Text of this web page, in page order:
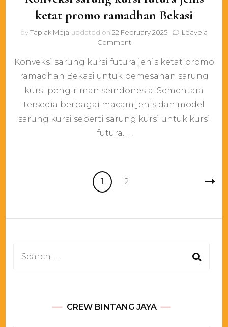
ketat promo ramadhan Bekasi
byTaplak Meja updated on 22 February 2025
Leave a
Commenton
sarung
jenis
ketat
ramadhan
Konveksi sarung kursi futura jenis ketat promo
ramadhan Bekasi untuk pemesanan sarung
kursi pengiriman seindonesia. Sementara
tersedia berbagai macam jenis dan model
sarung kursi seperti sarung kursi untuk kursi
futura. …
Page
1 Page
2
Search
CREW BINTANG JAYA